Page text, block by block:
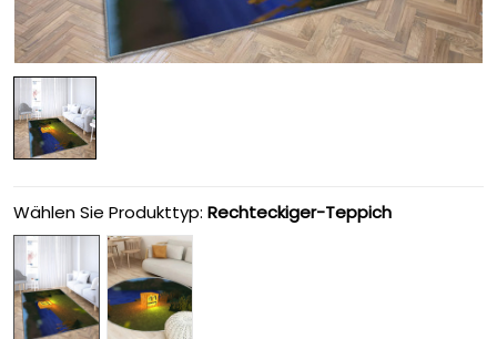
Wählen Sie Produkttyp: Rechteckiger-Teppich